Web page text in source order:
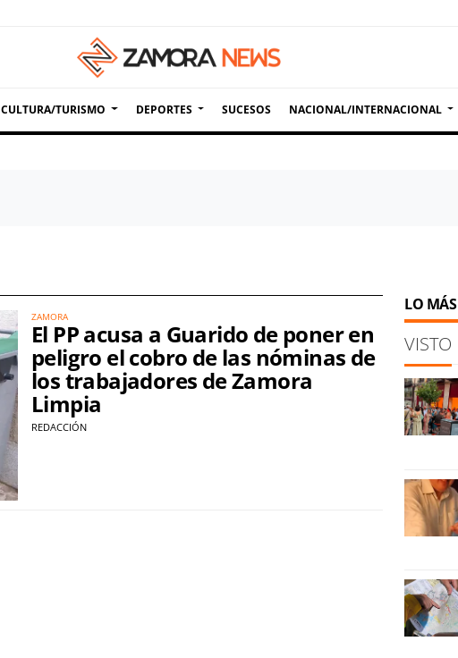
CULTURA/TURISMO DEPORTES SUCESOS NACIONAL/INTERNACIONAL
ZAMORA
El PP acusa a Guarido de poner en
peligro el cobro de las nóminas de
los trabajadores de Zamora
Limpia
REDACCIÓN
LO MÁS
VISTO